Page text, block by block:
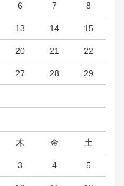
6 7 8
13 14 15
20 21 22
27 28 29
木 金 土
3 4 5